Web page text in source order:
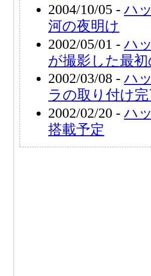
2004/10/05 - ハ
河の夜明け
2002/05/01 - ハ
が撮影した最
2002/03/08 - ハ
ラの取り付け完
2002/02/20 - ハ
搭載予定